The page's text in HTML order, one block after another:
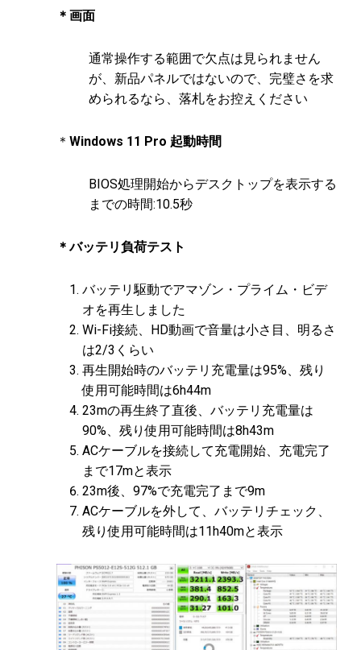
＊画面
通常操作する範囲で欠点は見られません
が、新品パネルではないので、完璧さを求
められるなら、落札をお控えください​
＊ Windows 11 Pro 起動時間
BIOS処理開始からデスクトップを表示する
までの時間:10.5秒
＊バッテリ負荷テスト
バッテリ駆動でアマゾン・プライム・ビデ
オを再生しました
Wi-Fi接続、HD動画で音量は小さ目、明るさ
は2/3くらい
再生開始時のバッテリ充電量は95%、残り
使用可能時間は6h44m
23mの再生終了直後、バッテリ充電量は
90%、残り使用可能時間は8h43m
ACケーブルを接続して充電開始、充電完了
まで17mと表示
23m後、97%で充電完了まで9m
ACケーブルを外して、バッテリチェック、
残り使用可能時間は11h40mと表示